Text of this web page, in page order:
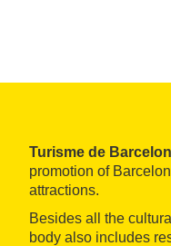
Turisme de
promotion of
attractions.
Besides all the
body also includes